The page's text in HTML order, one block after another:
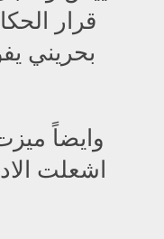
قرار
بحريني
وايضاً
اشعلت